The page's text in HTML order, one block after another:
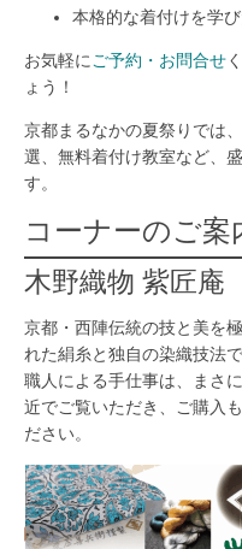
本格的な着付けを学
お気軽にご予約・お問合せ
ょう！
京都まるなかの夏祭りでは
選、無料着付け教室など、
す。
コーナーのご案
木野織物 紫匠庵
京都・西陣伝統の技と美を
れた絹糸と独自の染織技法
職人による手仕事は、まさ
近でご覧いただき、ご購入
ださい。